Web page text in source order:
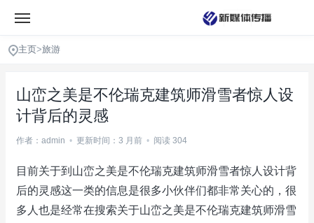
主页>旅游
山峦之美是不伦瑞克建筑师滑雪者惊人设
计背后的灵感
作者：admin • 更新时间：3 月前 • 阅读 304
目前关于到山峦之美是不伦瑞克建筑师滑雪者惊人设计背
后的灵感这一类的信息是很多小伙伴们都非常关心的，很
多人也是经常在搜索关于山峦之美是不伦瑞克建筑师滑雪